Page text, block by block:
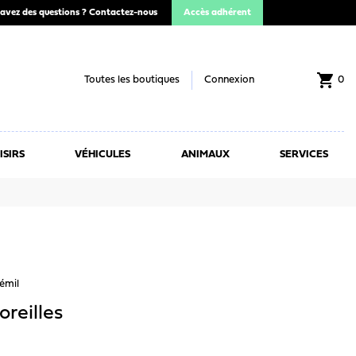
des questions ? Contactez-nous Accès adhérent
Toutes les boutiques Connexion shopping_cart 0
VÉHICULES ANIMAUX SERVICES